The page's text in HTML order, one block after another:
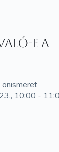
e a
önismeret
10:00 -